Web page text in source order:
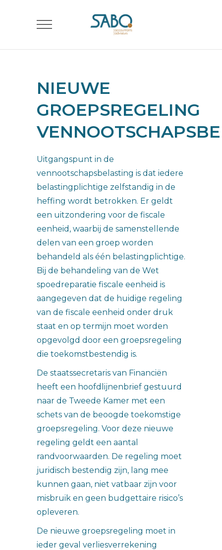
NIEUWE
GROEPSREGELING
Uitgangspunt in de
vennootschapsbelasting is dat iedere
belastingplichtige zelfstandig in de
heffing wordt betrokken. Er geldt
een uitzondering voor de fiscale
eenheid, waarbij de samenstellende
delen van een groep worden
behandeld als één belastingplichtige.
Bij de behandeling van de Wet
spoedreparatie fiscale eenheid is
aangegeven dat de huidige regeling
van de fiscale eenheid onder druk
staat en op termijn moet worden
opgevolgd door een groepsregeling
die toekomstbestendig is.
De staatssecretaris van Financiën
heeft een hoofdlijnenbrief gestuurd
naar de Tweede Kamer met een
schets van de beoogde toekomstige
groepsregeling. Voor deze nieuwe
regeling geldt een aantal
randvoorwaarden. De regeling moet
juridisch bestendig zijn, lang mee
kunnen gaan, niet vatbaar zijn voor
misbruik en geen budgettaire risico’s
opleveren.
De nieuwe groepsregeling moet in
ieder geval verliesverrekening